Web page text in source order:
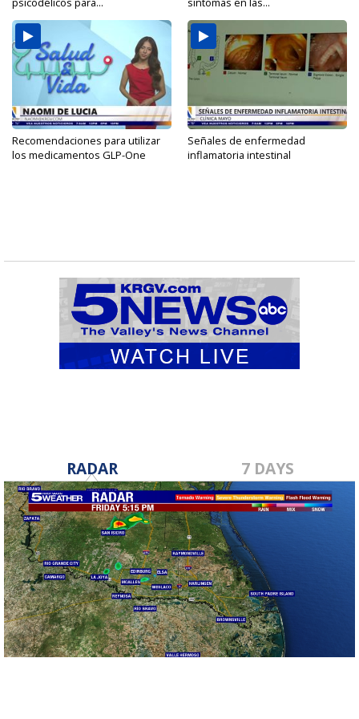
Recomendaciones para utilizar
los medicamentos GLP-One
Señales de enfermedad
inflamatoria intestinal
RADAR 7 DAYS